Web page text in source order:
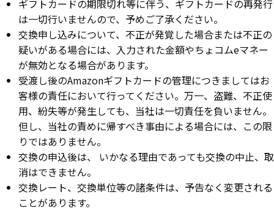
ギフトカードの期限切れ等に伴う、ギフトカードの再発行
は一切行いませんので、予めご了承ください。
交換申し込みについて、不正が発覚した場合または不正の
疑いがある場合には、入力された金額やちょコムeマネー
が無効となる場合があります。
受渡し後のAmazonギフトカードの管理につきましてはお
客様の責任において行ってください。万一、盗難、不正使
用、紛失等が発生しても、当社は一切責任を負いません。
但し、当社の責めに帰すべき事由による場合には、この限
りではありません。
交換の申込後は、 いかなる理由であっても交換の中止、取
消はできません。
交換レート、交換単位等の諸条件は、予告なく変更される
ことがあります。